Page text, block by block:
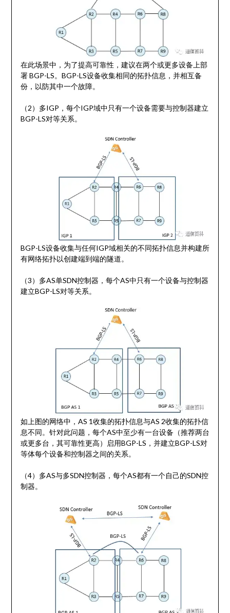
在此场景中，为了提高可靠性，建议在两个或更多设备上部
署 BGP-LS。BGP-LS设备收集相同的拓扑信息，并相互备
份，以防其中一个故障。
（2）多IGP，每个IGP域中只有一个设备需要与控制器建立
BGP-LS对等关系。
BGP-LS设备收集与任何IGP域相关的不同拓扑信息并构建所
有网络拓扑以创建端到端的隧道。
（3）多AS单SDN控制器，每个AS中只有一个设备与控制器
建立BGP-LS对等关系。
如上图的网络中，AS 1收集的拓扑信息与AS 2收集的拓扑信
息不同。针对此问题，每个AS中至少有一台设备（推荐两台
或更多台，其可靠性更高）启用BGP-LS，并建立BGP-LS对
等体每个设备和控制器之间的关系。
（4）多AS与多SDN控制器，每个AS都有一个自己的SDN控
制器。